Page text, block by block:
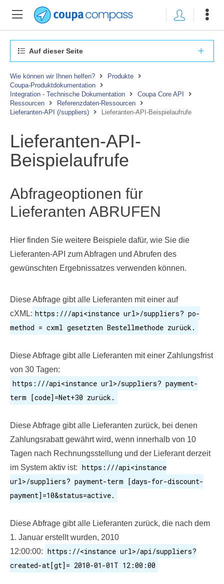
Auf dieser Seite
Wie können wir Ihnen helfen?
Produkte
Coupa-Produktdokumentation
Integration - Technische Dokumentation
Coupa Core API
Ressourcen
Referenzdaten-Ressourcen
Lieferanten-API (/suppliers)
Lieferanten-API-Beispielaufrufe
Lieferanten-API-
Beispielaufrufe
Abfrageoptionen für
Lieferanten ABRUFEN
Hier finden Sie weitere Beispiele dafür, wie Sie die
Lieferanten-API zum Abfragen und Abrufen des
gewünschten Ergebnissatzes verwenden können.
Diese Abfrage gibt alle Lieferanten mit einer auf
cXML: https:///api<instance url>/suppliers? po-
method = cxml gesetzten Bestellmethode zurück.
Diese Abfrage gibt alle Lieferanten mit einer Zahlungsfrist
von 30 Tagen:
https:///api<instance url>/suppliers? payment-
term [code]=Net+30 zurück.
Diese Abfrage gibt alle Lieferanten zurück, bei denen
Zahlungsrabatt gewährt wird, wenn innerhalb von 10
Tagen nach Rechnungsstellung und der Lieferant derzeit
im System aktiv ist: https:///api<instance
url>/suppliers? payment-term [days-for-discount-
payment]=10&status=active.
Diese Abfrage gibt alle Lieferanten zurück, die nach dem
1. Januar erstellt wurden, 2010
12:00:00: https://<instance url>/api/suppliers?
created-at[gt]= 2010-01-01T 12:00:00